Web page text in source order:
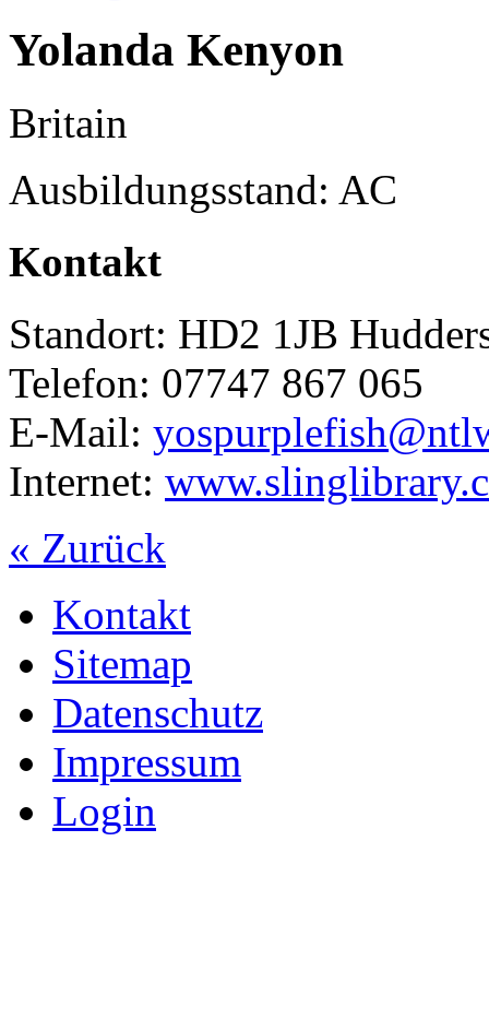
Yolanda Kenyon
Britain
Ausbildungsstand: AC
Kontakt
Standort: HD2 1JB
Telefon: 07747 867 065
E-Mail:
Internet:
« Zurück
Kontakt
Sitemap
Datenschutz
Impressum
Login